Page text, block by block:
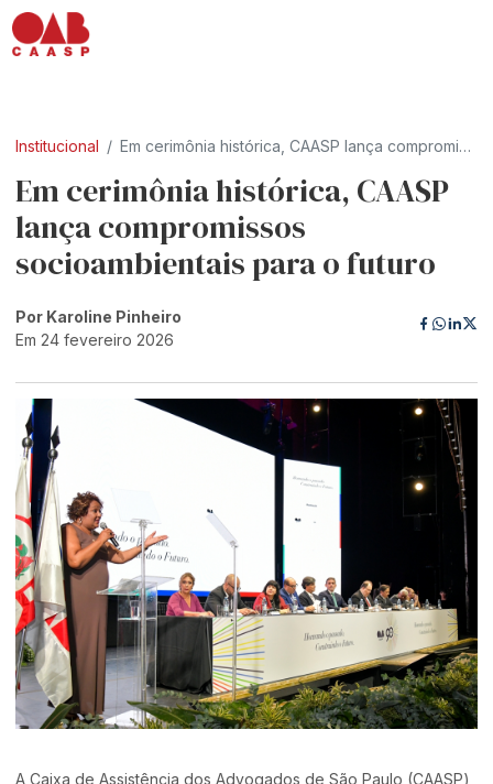
Institucional Em cerimônia histórica, CAASP lança compromissos socioambientais para o futuro
Em cerimônia histórica, CAASP
lança compromissos
socioambientais para o futuro
Por Karoline Pinheiro
Em 24 fevereiro 2026
A Caixa de Assistência dos Advogados de São Paulo (CAASP)